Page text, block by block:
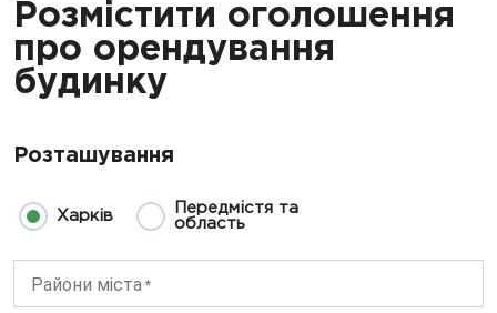
Розмістити оголошення
про орендування
будинку
Розташування
Харків
Передмістя та
область
Райони міста